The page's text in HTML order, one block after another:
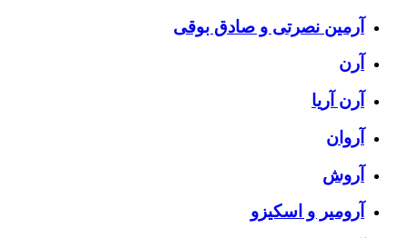
آرمین نصرتی و صادق بوقی
آرن
آرن آریا
آروان
آروش
آرومیر و اسکیزو